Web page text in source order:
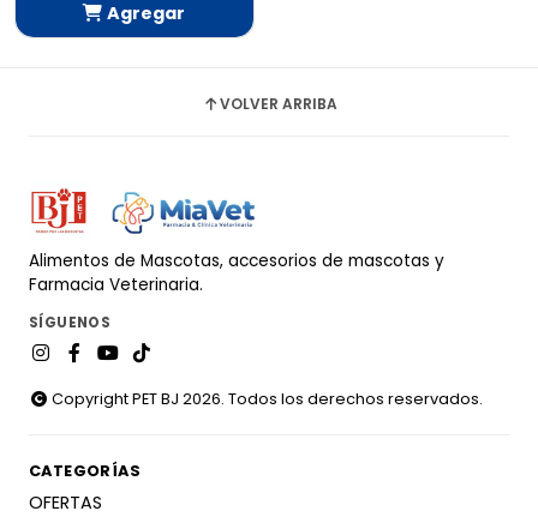
Agregar
VOLVER ARRIBA
Alimentos de Mascotas, accesorios de mascotas y
Farmacia Veterinaria.
SÍGUENOS
Copyright PET BJ 2026. Todos los derechos reservados.
CATEGORÍAS
OFERTAS